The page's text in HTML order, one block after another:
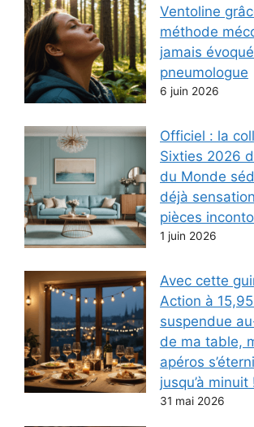
Ventoline
méthode
jamais
pneumologue
6 juin 2026
Officiel : la
Sixties 2026
du Monde
déjà
pièces
1 juin 2026
Avec cette
Action à
suspendue
de ma table,
apéros
jusqu’à minuit
31 mai 2026